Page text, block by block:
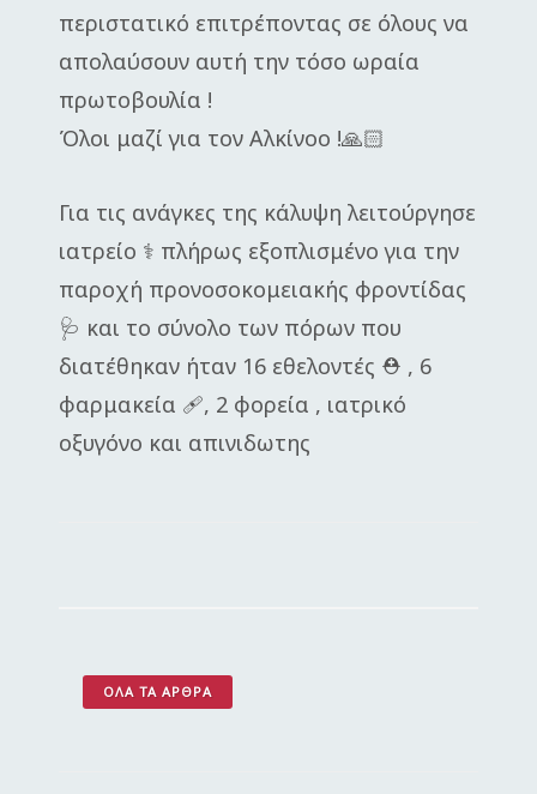
περιστατικό επιτρέποντας σε όλους να
απολαύσουν αυτή την τόσο ωραία
πρωτοβουλία !
Όλοι μαζί για τον Αλκίνοο !🙏🏻
Για τις ανάγκες της κάλυψη λειτούργησε
ιατρείο ⚕️ πλήρως εξοπλισμένο για την
παροχή προνοσοκομειακής φροντίδας
🩺 και το σύνολο των πόρων που
διατέθηκαν ήταν 16 εθελοντές ⛑️ , 6
φαρμακεία 🩹, 2 φορεία , ιατρικό
οξυγόνο και απινιδωτης
ΌΛΑ ΤΑ ΆΡΘΡΑ